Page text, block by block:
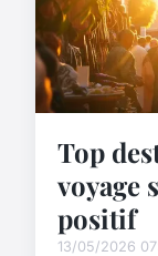
Top
voyage
positif
13/05/2026